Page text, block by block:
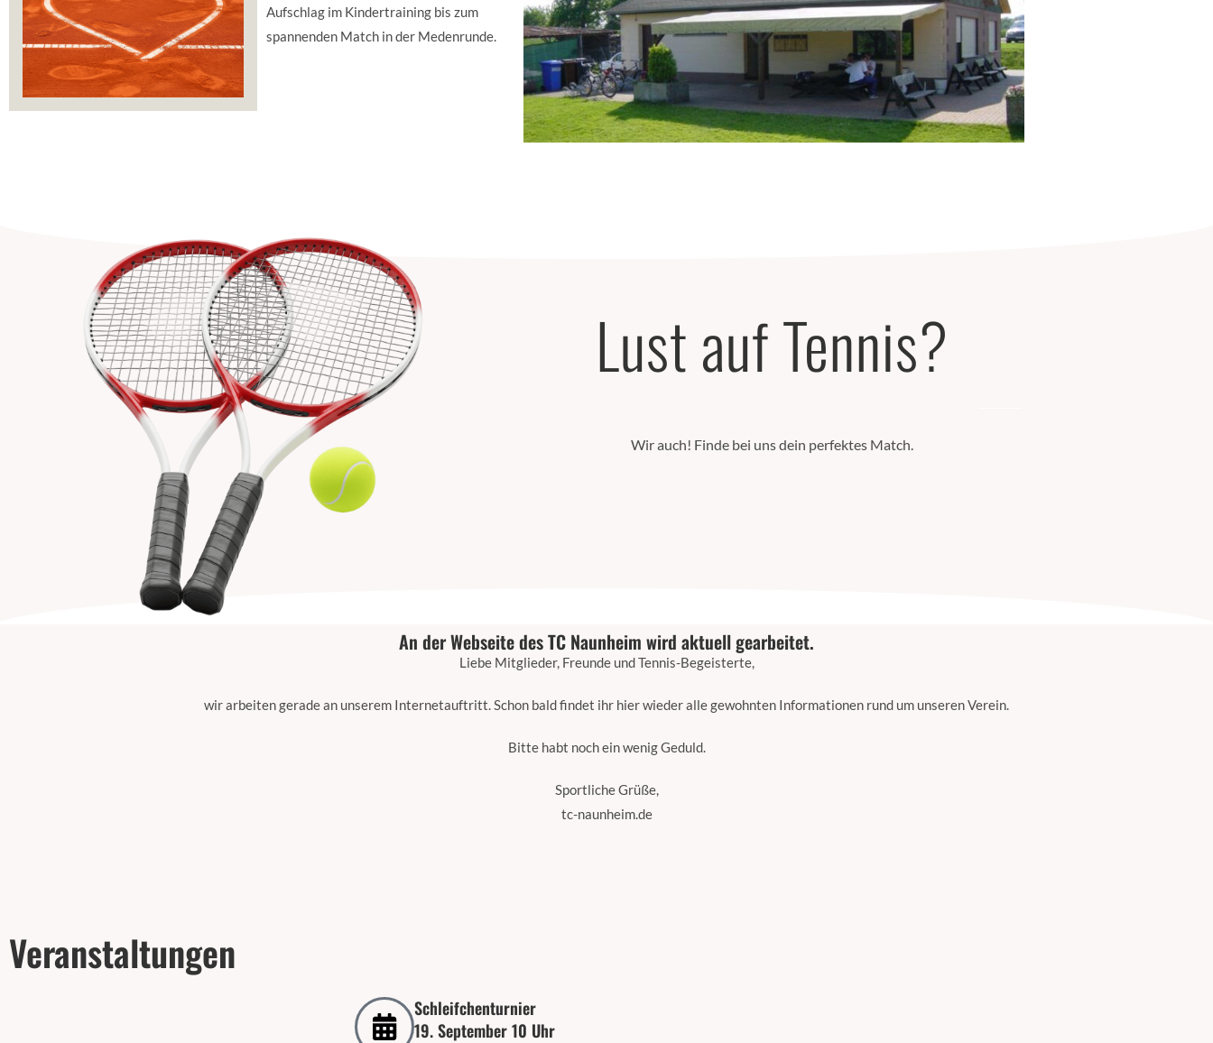
Aufschlag im Kindertraining bis zum
spannenden Match in der Medenrunde.
Lust auf Tennis?
Wir auch! Finde bei uns dein perfektes Match.
An der Webseite des TC Naunheim wird aktuell gearbeitet.
Liebe Mitglieder, Freunde und Tennis-Begeisterte,
wir arbeiten gerade an unserem Internetauftritt. Schon bald findet ihr hier wieder alle gewohnten Informationen rund um unseren Verein.
Bitte habt noch ein wenig Geduld.
Sportliche Grüße,
tc-naunheim.de
Veranstaltungen
Schleifchenturnier
19. September 10 Uhr